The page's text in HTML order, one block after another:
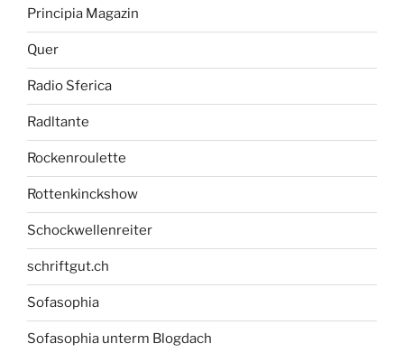
Principia Magazin
Quer
Radio Sferica
Radltante
Rockenroulette
Rottenkinckshow
Schockwellenreiter
schriftgut.ch
Sofasophia
Sofasophia unterm Blogdach